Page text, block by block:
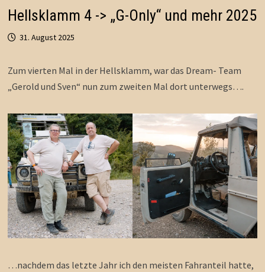
Hellsklamm 4 -> „G-Only“ und mehr 2025
31. August 2025
Zum vierten Mal in der Hellsklamm, war das Dream- Team
„Gerold und Sven“ nun zum zweiten Mal dort unterwegs….
…nachdem das letzte Jahr ich den meisten Fahranteil hatte,